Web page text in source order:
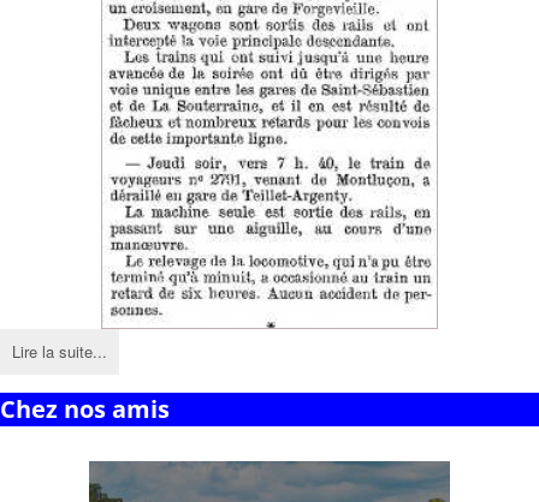
Lire la suite...
Chez nos amis